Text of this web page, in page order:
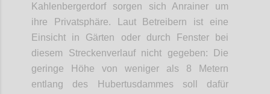
Kahlenbergerdorf sorgen sich Anrainer um
ihre Privatsphäre. Laut Betreibern ist eine
Einsicht in Gärten oder durch Fenster bei
diesem Streckenverlauf nicht gegeben: Die
geringe Höhe von weniger als 8 Metern
entlang des Hubertusdammes soll dafür